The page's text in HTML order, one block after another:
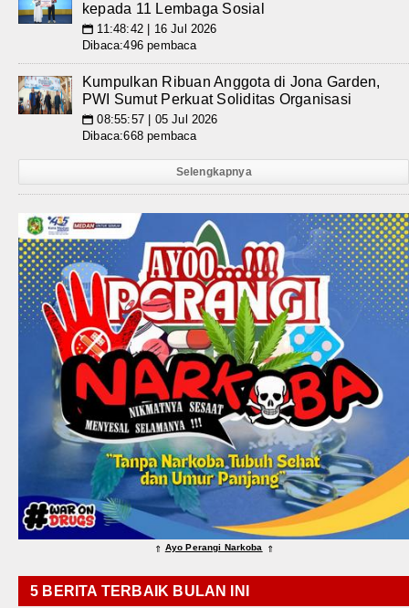
kepada 11 Lembaga Sosial
📅 11:48:42 | 16 Jul 2026
Dibaca:496 pembaca
Kumpulkan Ribuan Anggota di Jona Garden,
PWI Sumut Perkuat Soliditas Organisasi
📅 08:55:57 | 05 Jul 2026
Dibaca:668 pembaca
Selengkapnya
⇑ Ayo Perangi Narkoba ⇑
5 BERITA TERBAIK BULAN INI